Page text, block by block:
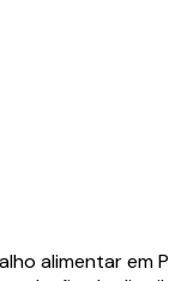
alimentar